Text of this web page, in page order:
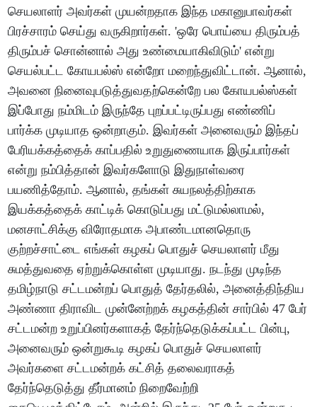
செயலாளர் அவர்கள் முயன்றதாக இந்த மகானுபாவர்கள்
பிரச்சாரம் செய்து வருகிறார்கள். 'ஒரே பொய்யை திரும்பத்
திரும்பச் சொன்னால் அது உண்மையாகிவிடும்' என்று
செயல்பட்ட கோயபல்ஸ் என்றோ மறைந்துவிட்டான். ஆனால்,
அவனை நினைவுபடுத்துவதற்கென்றே பல கோயபல்ஸ்கள்
இப்போது நம்மிடம் இருந்தே புறப்பட்டிருப்பது எண்ணிப்
பார்க்க முடியாத ஒன்றாகும். இவர்கள் அனைவரும் இந்தப்
பேரியக்கத்தைக் காப்பதில் உறுதுணையாக இருப்பார்கள்
என்று நம்பித்தான் இவர்களோடு இதுநாள்வரை
பயணித்தோம். ஆனால், தங்கள் சுயநலத்திற்காக
இயக்கத்தைக் காட்டிக் கொடுப்பது மட்டுமல்லாமல்,
மனசாட்சிக்கு விரோதமாக அபாண்டமானதொரு
குற்றச்சாட்டை எங்கள் கழகப் பொதுச் செயலாளர் மீது
சுமத்துவதை ஏற்றுக்கொள்ள முடியாது. நடந்து முடிந்த
தமிழ்நாடு சட்டமன்றப் பொதுத் தேர்தலில், அனைத்திந்திய
அண்ணா திராவிட முன்னேற்றக் கழகத்தின் சார்பில் 47 பேர்
சட்டமன்ற உறுப்பினர்களாகத் தேர்ந்தெடுக்கப்பட்ட பின்பு,
அனைவரும் ஒன்றுகூடி கழகப் பொதுச் செயலாளர்
அவர்களை சட்டமன்றக் கட்சித் தலைவராகத்
தேர்ந்தெடுத்து தீர்மானம் நிறைவேற்றி